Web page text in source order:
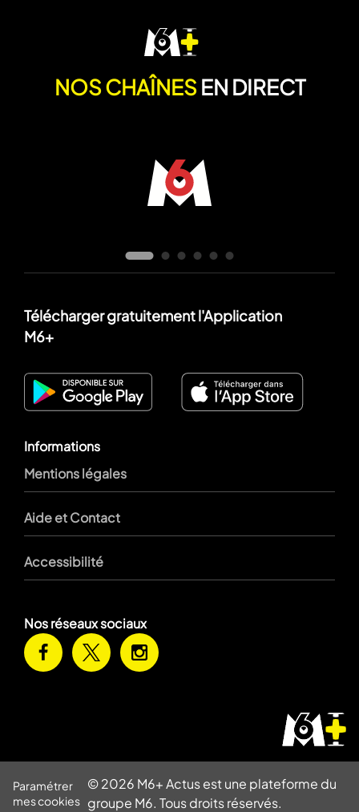
NOS CHAÎNESEN DIRECT
Télécharger gratuitement l'Application
M6+
Informations
Mentions légales
Aide et Contact
Accessibilité
Nos réseaux sociaux
Paramétrer
mes cookies
© 2026 M6+ Actus est une plateforme du
groupe M6. Tous droits réservés.